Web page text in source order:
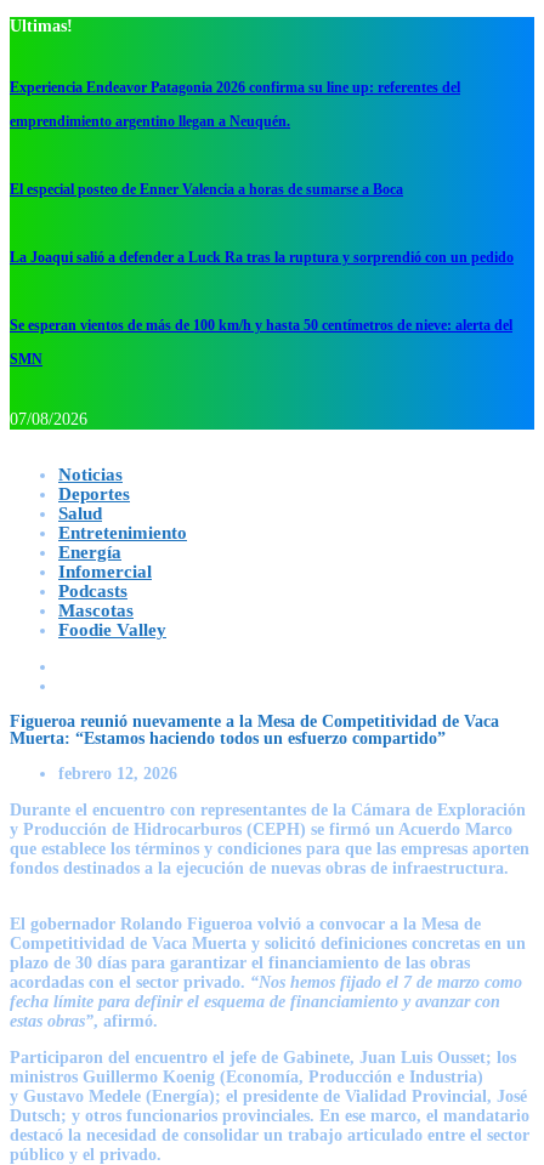
Ultimas!
Experiencia Endeavor Patagonia 2026 confirma su line up: referentes del
emprendimiento argentino llegan a Neuquén.
El especial posteo de Enner Valencia a horas de sumarse a Boca
La Joaqui salió a defender a Luck Ra tras la ruptura y sorprendió con un pedido
Se esperan vientos de más de 100 km/h y hasta 50 centímetros de nieve: alerta del
SMN
07/08/2026
Noticias
Deportes
Salud
Entretenimiento
Energía
Infomercial
Podcasts
Mascotas
Foodie Valley
Figueroa reunió nuevamente a la Mesa de Competitividad de Vaca
Muerta: “Estamos haciendo todos un esfuerzo compartido”
febrero 12, 2026
Durante el encuentro con representantes de la Cámara de Exploración
y Producción de Hidrocarburos (CEPH) se firmó un Acuerdo Marco
que establece los términos y condiciones para que las empresas aporten
fondos destinados a la ejecución de nuevas obras de infraestructura.
El gobernador Rolando Figueroa volvió a convocar a la Mesa de
Competitividad de Vaca Muerta y solicitó definiciones concretas en un
plazo de 30 días para garantizar el financiamiento de las obras
acordadas con el sector privado. “Nos hemos fijado el 7 de marzo como
fecha límite para definir el esquema de financiamiento y avanzar con
estas obras”, afirmó.
Participaron del encuentro el jefe de Gabinete, Juan Luis Ousset; los
ministros Guillermo Koenig (Economía, Producción e Industria)
y Gustavo Medele (Energía); el presidente de Vialidad Provincial, José
Dutsch; y otros funcionarios provinciales. En ese marco, el mandatario
destacó la necesidad de consolidar un trabajo articulado entre el sector
público y el privado.